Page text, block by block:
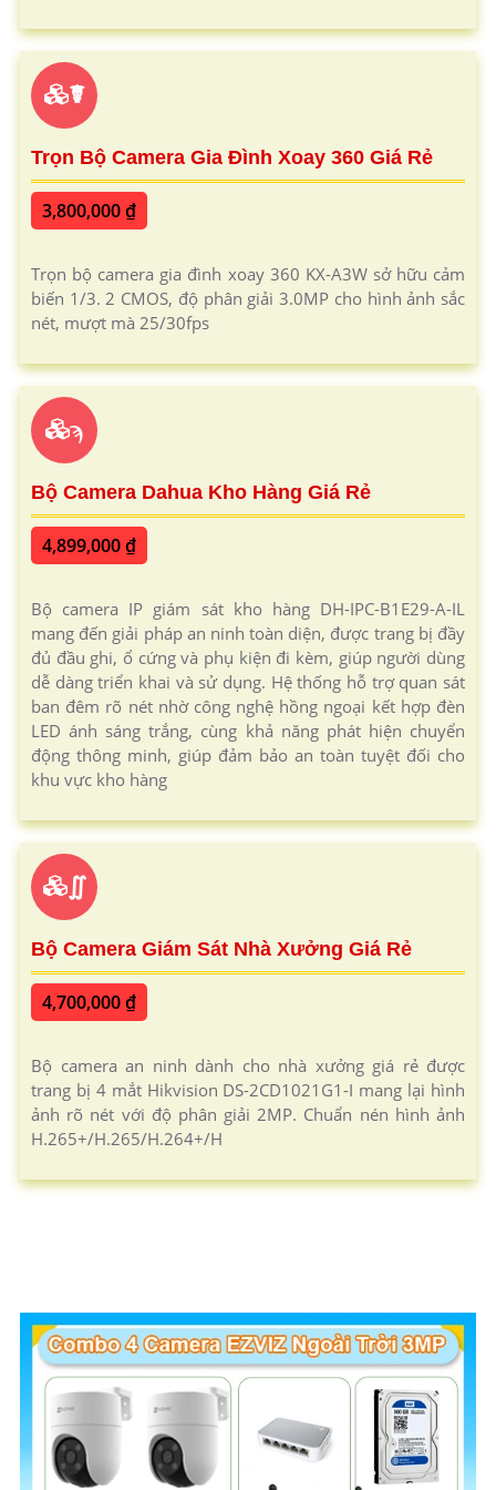
☤
Trọn Bộ Camera Gia Đình Xoay 360 Giá Rẻ
3,800,000 ₫
Trọn bộ camera gia đình xoay 360 KX-A3W sở hữu cảm
biến 1/3. 2 CMOS, độ phân giải 3.0MP cho hình ảnh sắc
nét, mượt mà 25/30fps
ϡ
Bộ Camera Dahua Kho Hàng Giá Rẻ
4,899,000 ₫
Bộ camera IP giám sát kho hàng DH-IPC-B1E29-A-IL
mang đến giải pháp an ninh toàn diện, được trang bị đầy
đủ đầu ghi, ổ cứng và phụ kiện đi kèm, giúp người dùng
dễ dàng triển khai và sử dụng. Hệ thống hỗ trợ quan sát
ban đêm rõ nét nhờ công nghệ hồng ngoại kết hợp đèn
LED ánh sáng trắng, cùng khả năng phát hiện chuyển
động thông minh, giúp đảm bảo an toàn tuyệt đối cho
khu vực kho hàng
∬
Bộ Camera Giám Sát Nhà Xưởng Giá Rẻ
4,700,000 ₫
Bộ camera an ninh dành cho nhà xưởng giá rẻ được
trang bị 4 mắt Hikvision DS-2CD1021G1-I mang lại hình
ảnh rõ nét với độ phân giải 2MP. Chuẩn nén hình ảnh
H.265+/H.265/H.264+/H